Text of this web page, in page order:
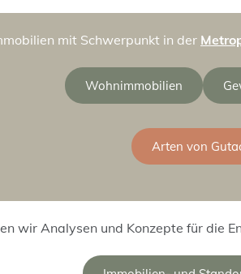
mit Schwerpunkt in der
Wohnimmobilien
Arten von
wir Analysen und Konzepte für die